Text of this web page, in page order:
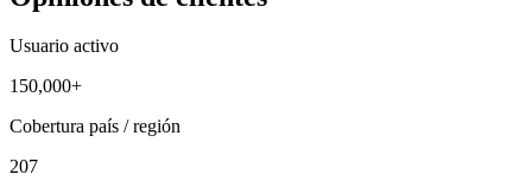
Usuario activo
150,000+
Cobertura país / región
207